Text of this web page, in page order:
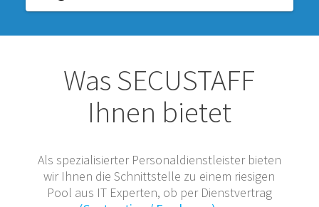
Was SECUSTAFF
Ihnen bietet
Als spezialisierter Personaldienstleister bieten
wir Ihnen die Schnittstelle zu einem riesigen
Pool aus IT Experten, ob per Dienstvertrag